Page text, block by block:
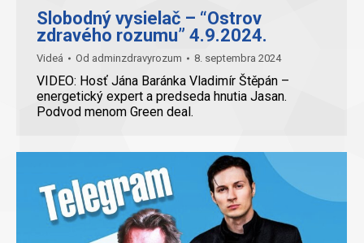
Slobodný vysielač – “Ostrov
zdravého rozumu” 4.9.2024.
Videá Od adminzdravyrozum 8. septembra 2024
VIDEO: Hosť Jána Baránka Vladimír Štěpán –
energetický expert a predseda hnutia Jasan.
Podvod menom Green deal.